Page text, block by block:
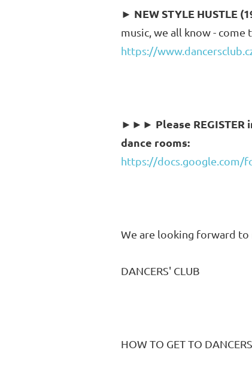
► NEW STYLE HUSTLE
music, we all know - come
https://
►►► Please
dance rooms:
https://docs.google.com/
We are looking forward to
DANCERS' CLUB
HOW TO GET TO